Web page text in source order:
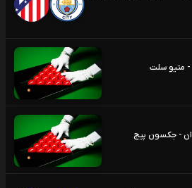
- متیو سلت
- جکسون پیج